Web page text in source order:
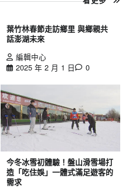
葉竹林春節走訪鄉里 與鄉親共
話澎湖未來
編輯中心
2025 年 2 月 1 日
0
今冬冰雪初體驗！盤山滑雪場打
造「吃住娛」一體式滿足遊客的
需求